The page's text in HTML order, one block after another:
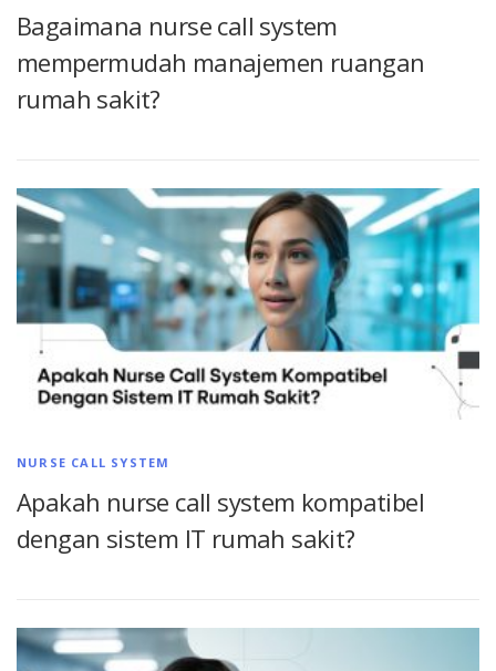
Bagaimana nurse call system
mempermudah manajemen ruangan
rumah sakit?
NURSE CALL SYSTEM
Apakah nurse call system kompatibel
dengan sistem IT rumah sakit?